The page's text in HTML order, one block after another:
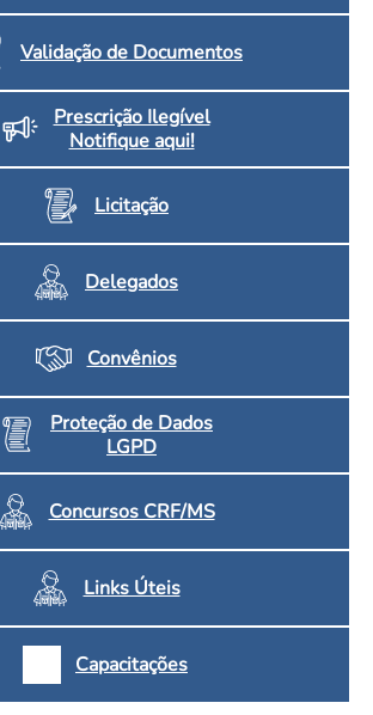
Validação de Documentos
Prescrição Ilegível
Notifique aqui!
Licitação
Delegados
Convênios
Proteção de Dados
LGPD
Concursos CRF/MS
Links Úteis
Capacitações